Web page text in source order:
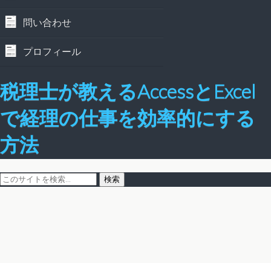
問い合わせ
プロフィール
税理士が教えるAccessとExcel
で経理の仕事を効率的にする
方法